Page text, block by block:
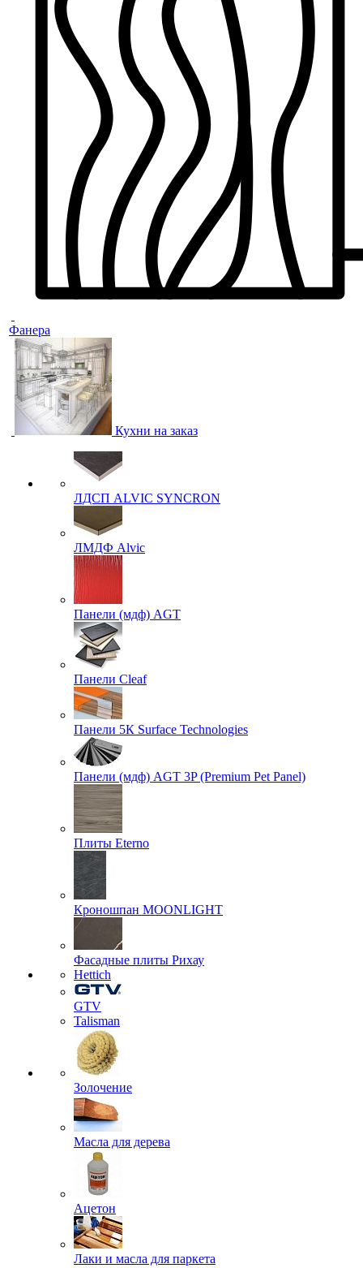
Фанера
Кухни на заказ
ЛДСП ALVIC SYNCRON
ЛМДФ Alvic
Панели (мдф) AGT
Панели Cleaf
Панели 5К Surface Technologies
Панели (мдф) AGT 3P (Premium Pet Panel)
Плиты Eterno
Кроношпан MOONLIGHT
Фасадные плиты Рихау
Hettich
GTV
Talisman
Золочение
Масла для дерева
Ацетон
Лаки и масла для паркета